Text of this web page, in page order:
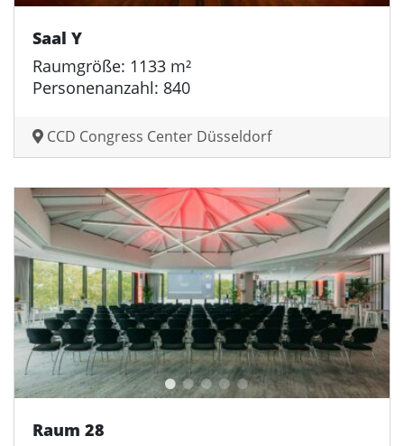
Saal Y
Raumgröße: 1133 m²
Personenanzahl: 840
CCD Congress Center Düsseldorf
Raum 28